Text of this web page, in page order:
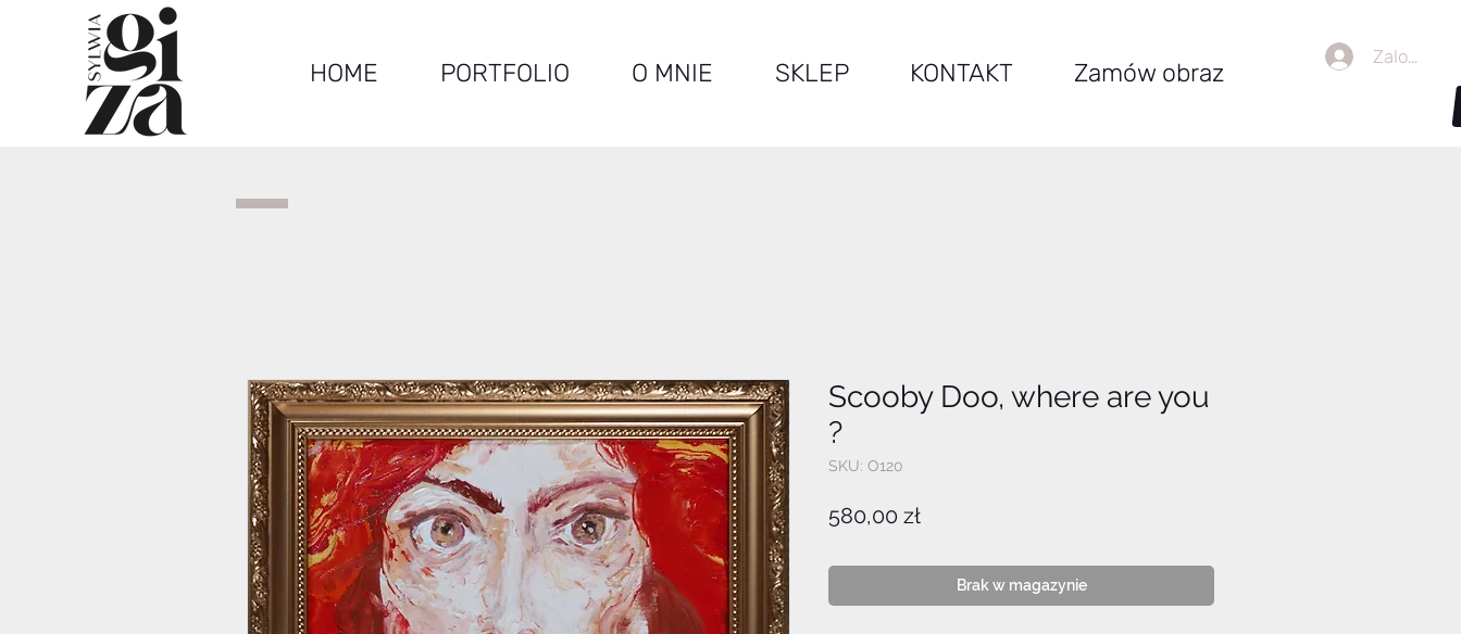
HOME PORTFOLIO O MNIE SKLEP KONTAKT Zamów obraz
Zaloguj się
Scooby Doo, where are you
?
SKU: O120
580,00 złCena
Brak w magazynie